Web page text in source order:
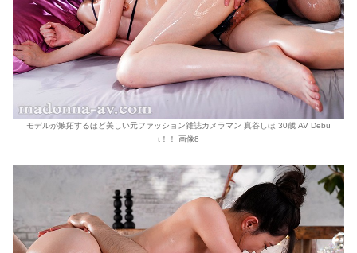
モデルが嫉妬するほど美しい元ファッション雑誌カメラマン 真谷しほ 30歳 AV Debu
t！！ 画像8